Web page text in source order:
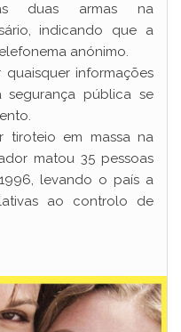
duas armas na
indicando que a
anónimo.
informações
pública se
tiroteio em massa na
matou 35 pessoas
levando o país a
ao controlo de